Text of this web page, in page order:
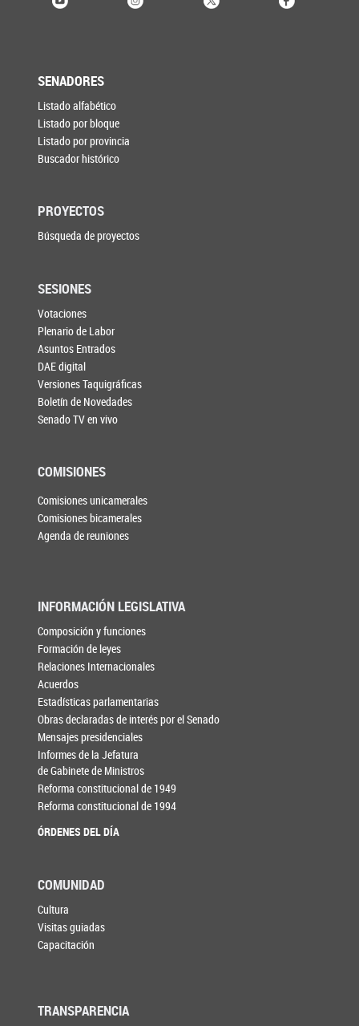
SENADORES
Listado alfabético
Listado por bloque
Listado por provincia
Buscador histórico
PROYECTOS
Búsqueda de proyectos
SESIONES
Votaciones
Plenario de Labor
Asuntos Entrados
DAE digital
Versiones Taquigráficas
Boletín de Novedades
Senado TV en vivo
COMISIONES
Comisiones unicamerales
Comisiones bicamerales
Agenda de reuniones
INFORMACIÓN LEGISLATIVA
Composición y funciones
Formación de leyes
Relaciones Internacionales
Acuerdos
Estadísticas parlamentarias
Obras declaradas de interés por el Senado
Mensajes presidenciales
Informes de la Jefatura
de Gabinete de Ministros
Reforma constitucional de 1949
Reforma constitucional de 1994
ÓRDENES DEL DÍA
COMUNIDAD
Cultura
Visitas guiadas
Capacitación
TRANSPARENCIA